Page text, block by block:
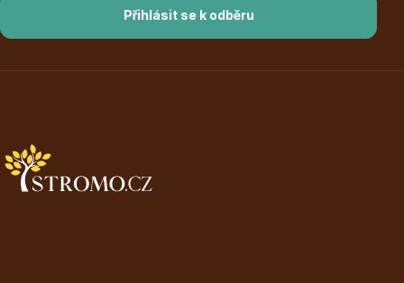
Plazivé rostliny
Popínavé rostliny
Přihlásit se k odběru